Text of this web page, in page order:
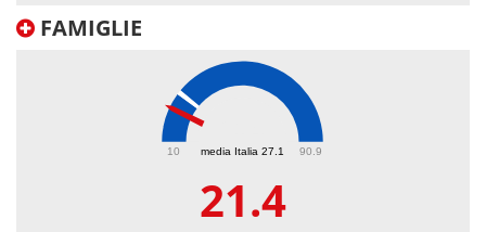
FAMIGLIE
media Italia 27.1
10 90.9
21.4